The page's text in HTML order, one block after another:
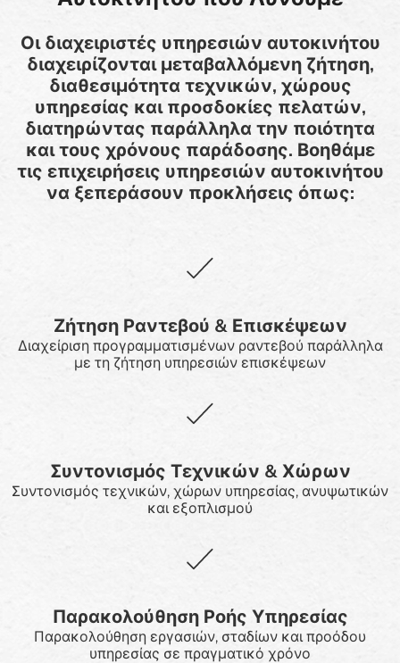
Οι διαχειριστές υπηρεσιών αυτοκινήτου
διαχειρίζονται μεταβαλλόμενη ζήτηση,
διαθεσιμότητα τεχνικών, χώρους
υπηρεσίας και προσδοκίες πελατών,
διατηρώντας παράλληλα την ποιότητα
και τους χρόνους παράδοσης. Βοηθάμε
τις επιχειρήσεις υπηρεσιών αυτοκινήτου
να ξεπεράσουν προκλήσεις όπως:
Ζήτηση Ραντεβού & Επισκέψεων
Διαχείριση προγραμματισμένων ραντεβού παράλληλα
με τη ζήτηση υπηρεσιών επισκέψεων
Συντονισμός Τεχνικών & Χώρων
Συντονισμός τεχνικών, χώρων υπηρεσίας, ανυψωτικών
και εξοπλισμού
Παρακολούθηση Ροής Υπηρεσίας
Παρακολούθηση εργασιών, σταδίων και προόδου
υπηρεσίας σε πραγματικό χρόνο